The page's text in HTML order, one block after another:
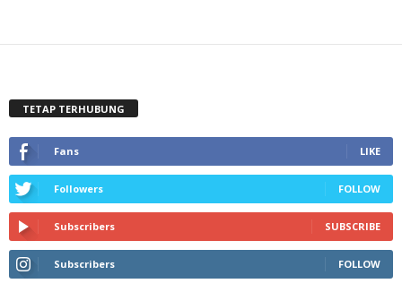
TETAP TERHUBUNG
Fans LIKE
Followers FOLLOW
Subscribers SUBSCRIBE
Subscribers FOLLOW